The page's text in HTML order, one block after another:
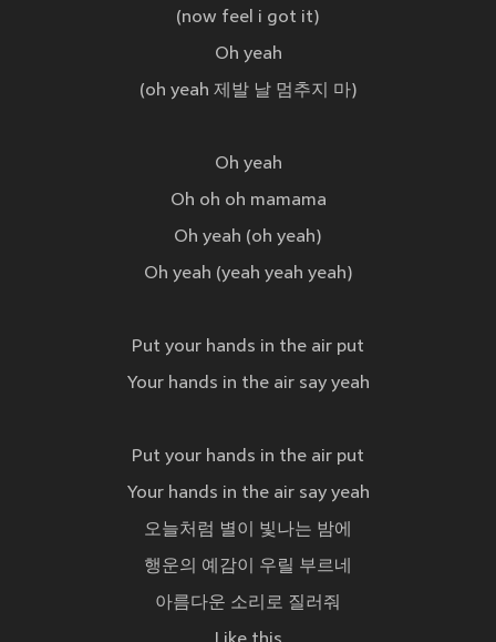
(now feel i got it)
Oh yeah
(oh yeah 제발 날 멈추지 마)
Oh yeah
Oh oh oh mamama
Oh yeah (oh yeah)
Oh yeah (yeah yeah yeah)
Put your hands in the air put
Your hands in the air say yeah
Put your hands in the air put
Your hands in the air say yeah
오늘처럼 별이 빛나는 밤에
행운의 예감이 우릴 부르네
아름다운 소리로 질러줘